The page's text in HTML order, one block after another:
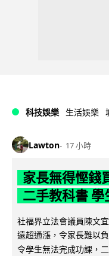
科技娛樂 生活娛樂
Lawton 17 小時
家長無得慳錢
二手教科書
社福界立法會議員陳文
遠超通漲，令家長難以
令學生無法完成功課，